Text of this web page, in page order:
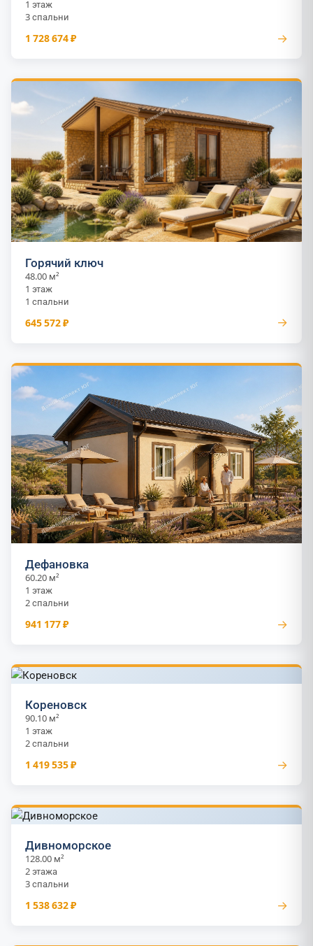
1 этаж
3 спальни
1 728 674 ₽ →
Горячий ключ
48.00 м²
1 этаж
1 спальни
645 572 ₽ →
Дефановка
60.20 м²
1 этаж
2 спальни
941 177 ₽ →
Кореновск
90.10 м²
1 этаж
2 спальни
1 419 535 ₽ →
Дивноморское
128.00 м²
2 этажа
3 спальни
1 538 632 ₽ →